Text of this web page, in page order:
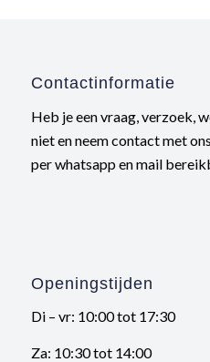
Contactinformatie
Heb je een vraag, verzoek,
niet en neem contact met
per whatsapp en mail
Openingstijden
Di – vr: 10:00 tot 17:30
Za: 10:30 tot 14:00